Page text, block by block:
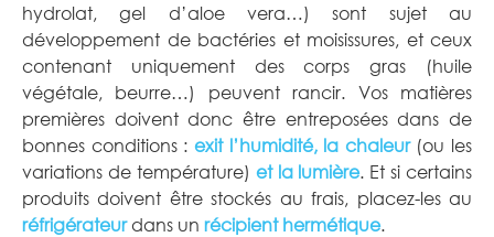
hydrolat, gel d’aloe vera…) sont sujet au
développement de bactéries et moisissures, et ceux
contenant uniquement des corps gras (huile
végétale, beurre…) peuvent rancir. Vos matières
premières doivent donc être entreposées dans de
bonnes conditions : exit l’humidité, la chaleur(ou les
variations de température) et la lumière. Et si certains
produits doivent être stockés au frais, placez-les au
réfrigérateurdans un récipient hermétique.